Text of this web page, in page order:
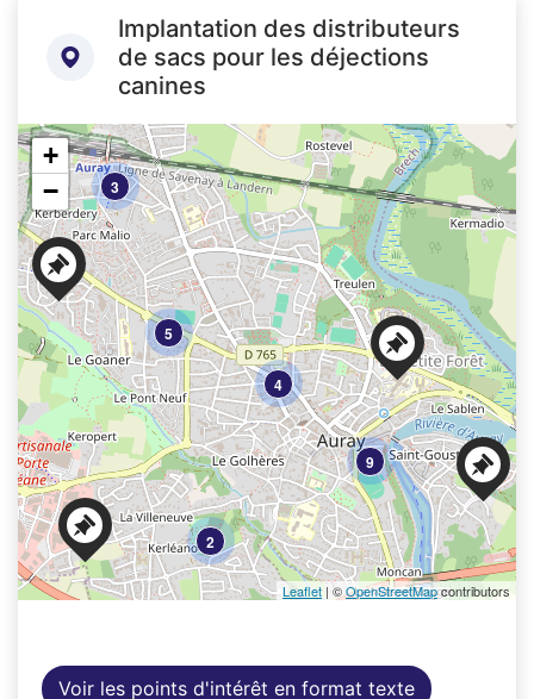
Implantation des distributeurs
de sacs pour les déjections
canines
2
9
4
5
3
+
−
Leaflet | ©OpenStreetMapcontributors
Voir les points d'intérêt en format texte